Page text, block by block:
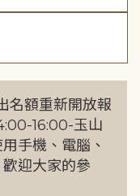
名額重新開放報
16:00-玉山
手機、電腦、
迎大家的參